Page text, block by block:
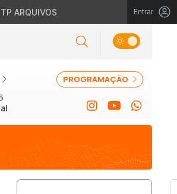
ARQUIVOS Entrar
PROGRAMAÇÃO